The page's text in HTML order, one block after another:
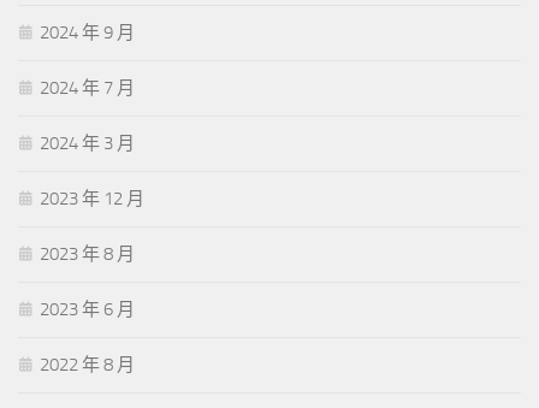
2024 年 9 月
2024 年 7 月
2024 年 3 月
2023 年 12 月
2023 年 8 月
2023 年 6 月
2022 年 8 月